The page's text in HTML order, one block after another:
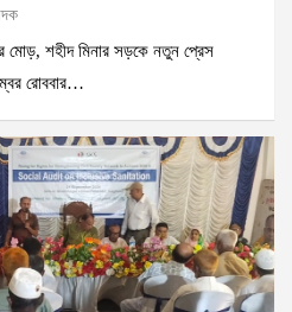
মোড়, শহীদ মিনার সড়কে নতুন প্রেস
রোববার…